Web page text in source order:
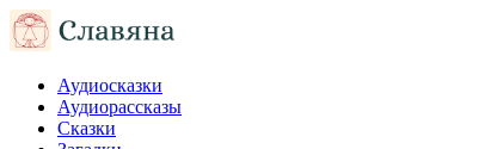
Аудиосказки
Аудиорассказы
Сказки